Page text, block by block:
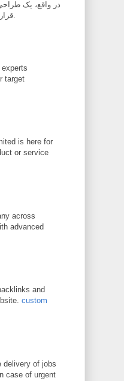
در واقع، یک
قرار دادن ذهن مشتریان در یک نگاه و نشان دادن هویت خود به آنها استفاده کنید.
target
is here for
or service
across
advanced
and
custom
delivery of jobs
case of urgent